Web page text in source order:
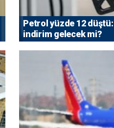
Petrol yüzde 12 düştü:
indirim gelecek mi?